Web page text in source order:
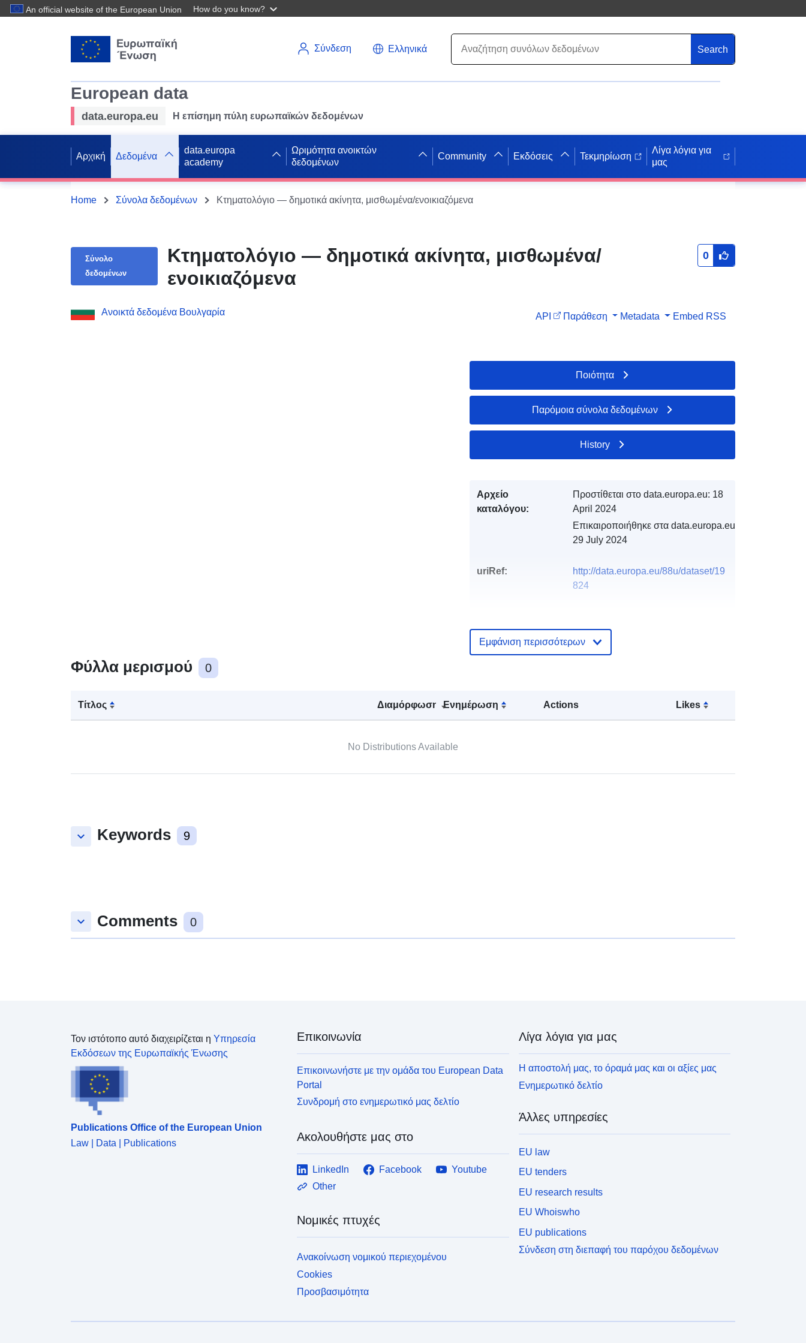
An official website of the European Union How do you know?
Σύνδεση Ελληνικά Search
European data
data.europa.eu Η επίσημη πύλη ευρωπαϊκών δεδομένων
Αρχική Δεδομένα
data.europa
academy
Ωριμότητα ανοικτών
δεδομένων
Community Εκδόσεις Τεκμηρίωση
Λίγα λόγια για
μας
Home Σύνολα δεδομένων Κτηματολόγιο — δημοτικά ακίνητα, μισθωμένα/ενοικιαζόμενα
Σύνολο
δεδομένων
Κτηματολόγιο — δημοτικά ακίνητα, μισθωμένα/
ενοικιαζόμενα
0
Ανοικτά δεδομένα Βουλγαρία API Παράθεση Metadata Embed RSS
Φύλλα μερισμού 0
Τίτλος Διαμόρφωση Ενημέρωση Actions Likes
No Distributions Available
keyboard_arrow_down Keywords 9
Ποιότητα
Παρόμοια σύνολα δεδομένων
History
Αρχείο
καταλόγου:
Προστίθεται στο data.europa.eu: 18
April 2024
Επικαιροποιήθηκε στα data.europa.eu:
29 July 2024
uriRef:
http://data.europa.eu/88u/dataset/19
824
Εμφάνιση περισσότερων
keyboard_arrow_down Comments 0
Τον ιστότοπο αυτό διαχειρίζεται η Υπηρεσία
Εκδόσεων της Ευρωπαϊκής Ένωσης
Publications Office of the European Union
Law | Data | Publications
Επικοινωνία
Επικοινωνήστε με την ομάδα του European Data
Portal
Συνδρομή στο ενημερωτικό μας δελτίο
Ακολουθήστε μας στο
LinkedIn Facebook
Youtube
Other
Νομικές πτυχές
Ανακοίνωση νομικού περιεχομένου
Cookies
Προσβασιμότητα
Λίγα λόγια για μας
Η αποστολή μας, το όραμά μας και οι αξίες μας
Ενημερωτικό δελτίο
Άλλες υπηρεσίες
EU law
EU tenders
EU research results
EU Whoiswho
EU publications
Σύνδεση στη διεπαφή του παρόχου δεδομένων